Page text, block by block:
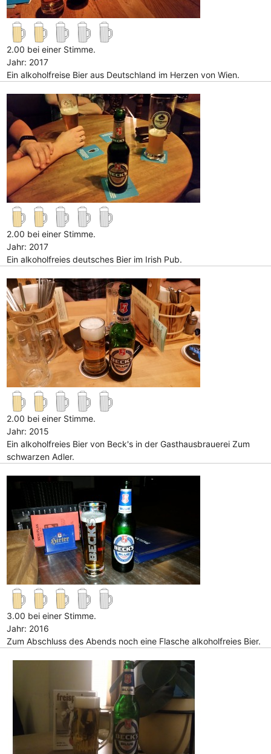
2.00 bei einer Stimme.
Jahr: 2017
Ein alkoholfreise Bier aus Deutschland im Herzen von Wien.
2.00 bei einer Stimme.
Jahr: 2017
Ein alkoholfreies deutsches Bier im Irish Pub.
2.00 bei einer Stimme.
Jahr: 2015
Ein alkoholfreies Bier von Beck's in der Gasthausbrauerei Zum
schwarzen Adler.
3.00 bei einer Stimme.
Jahr: 2016
Zum Abschluss des Abends noch eine Flasche alkoholfreies Bier.